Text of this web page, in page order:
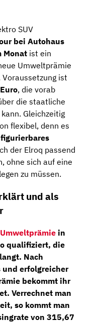
SUV
bei Autohaus
Monat ist ein
Umweltprämie
ist
, die vorab
die staatliche
Gleichzeitig
flexibel, denn es
der Elroq passend
ohne sich auf eine
zu müssen.
und als
Umweltprämie in
qualifiziert, die
Nach
und erfolgreicher
bekommt ihr
Verrechnet man
so kommt man
von 315,67